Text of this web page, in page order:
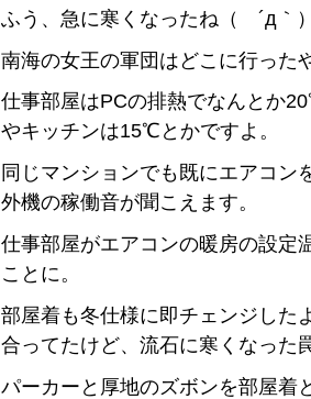
ふう、急に寒くなったね（ ´д｀
南海の女王の軍団はどこに行っ
仕事部屋はPCの排熱でなんとか
やキッチンは15℃とかですよ。
同じマンションでも既にエアコン
外機の稼働音が聞こえます。
仕事部屋がエアコンの暖房の設
ことに。
部屋着も冬仕様に即チェンジした
合ってたけど、流石に寒くなっ
パーカーと厚地のズボンを部屋着